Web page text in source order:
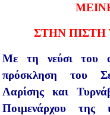
ΣΤΗΝ
Με τη νεύσι του
πρόσκληση του
Λαρίσης και
Ποιμενάρχου της